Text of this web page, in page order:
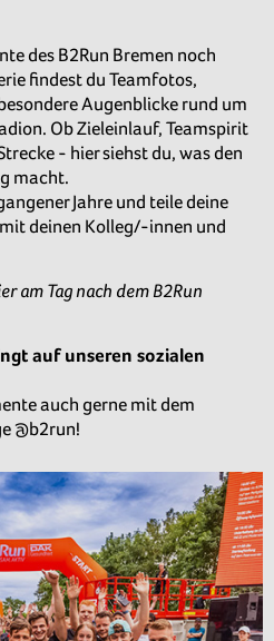
des B2Run Bremen noch
findest du Teamfotos,
Augenblicke rund um
Ob Zieleinlauf, Teamspirit
- hier siehst du, was den
macht.
Jahre und teile deine
deinen Kolleg/-innen und
am Tag nach dem B2Run
auf unseren sozialen
auch gerne mit dem
@b2run!